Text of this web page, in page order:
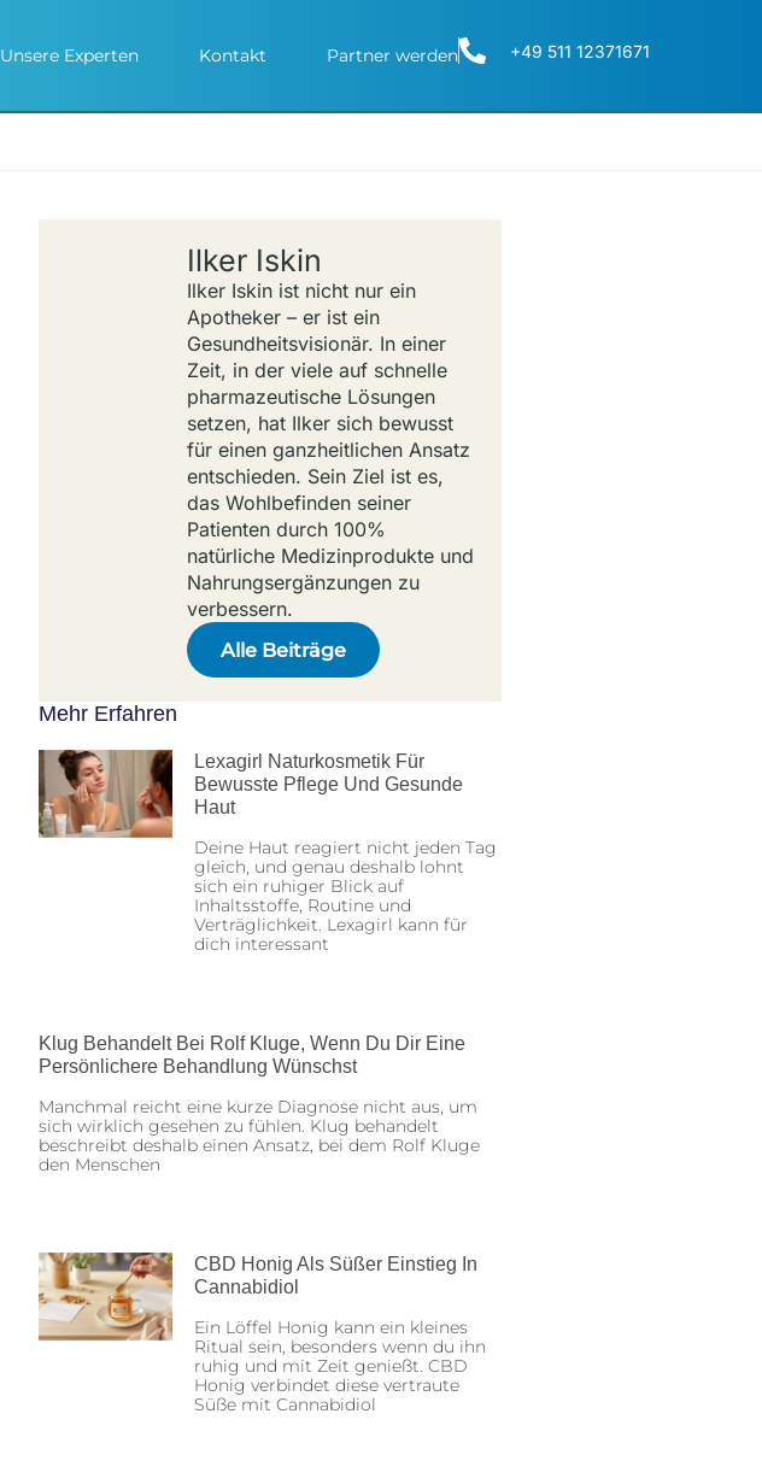
Unsere Experten Kontakt Partner werden +49 511 12371671
Ilker Iskin
Ilker Iskin ist nicht nur ein
Apotheker – er ist ein
Gesundheitsvisionär. In einer
Zeit, in der viele auf schnelle
pharmazeutische Lösungen
setzen, hat Ilker sich bewusst
für einen ganzheitlichen Ansatz
entschieden. Sein Ziel ist es,
das Wohlbefinden seiner
Patienten durch 100%
natürliche Medizinprodukte und
Nahrungsergänzungen zu
verbessern.
Alle Beiträge
Mehr Erfahren
Lexagirl Naturkosmetik Für
Bewusste Pflege Und Gesunde
Haut
Deine Haut reagiert nicht jeden Tag
gleich, und genau deshalb lohnt
sich ein ruhiger Blick auf
Inhaltsstoffe, Routine und
Verträglichkeit. Lexagirl kann für
dich interessant
Klug Behandelt Bei Rolf Kluge, Wenn Du Dir Eine
Persönlichere Behandlung Wünschst
Manchmal reicht eine kurze Diagnose nicht aus, um
sich wirklich gesehen zu fühlen. Klug behandelt
beschreibt deshalb einen Ansatz, bei dem Rolf Kluge
den Menschen
CBD Honig Als Süßer Einstieg In
Cannabidiol
Ein Löffel Honig kann ein kleines
Ritual sein, besonders wenn du ihn
ruhig und mit Zeit genießt. CBD
Honig verbindet diese vertraute
Süße mit Cannabidiol